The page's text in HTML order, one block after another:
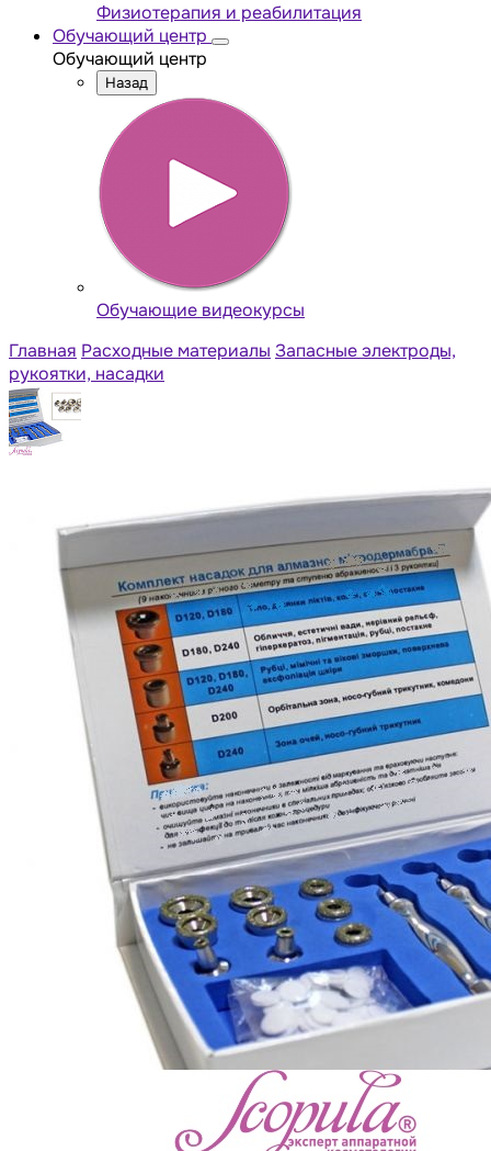
Физиотерапия и реабилитация
Обучающий центр
Обучающий центр
Назад
Обучающие видеокурсы
Главная Расходные материалы Запасные электроды,
рукоятки, насадки